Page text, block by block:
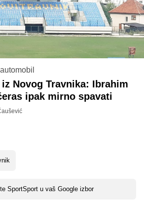
Novog Travnika: Ibrahim
ipak mirno spavati
SportSport u vaš Google izbor